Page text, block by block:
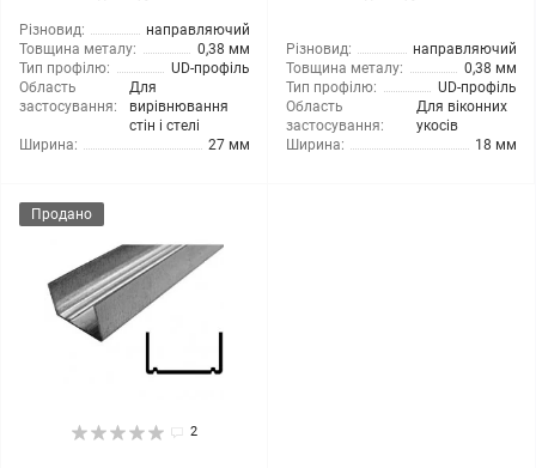
Різновид:
направляючий
Товщина металу:
0,38 мм
Тип профілю:
UD-профіль
Область
застосування:
Для
вирівнювання
стін і стелі
Ширина:
27 мм
Різновид:
направляючий
Товщина металу:
0,38 мм
Тип профілю:
UD-профіль
Область
застосування:
Для віконних
укосів
Ширина:
18 мм
Продано
2